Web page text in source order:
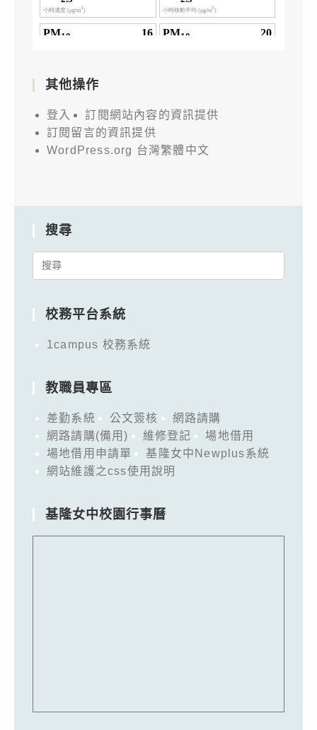
其他操作
登入
訂閱網站內容的資訊提供
訂閱留言的資訊提供
WordPress.org 台灣繁體中文
搜尋
Search
校務平台系統
1campus 校務系統
教職員專區
差勤系統 公文簽核
網路請購
網路請購(備用)
維修登記
場地借用
場地借用申請單
基隆女中Newplus系統
網站維護之css使用說明
基隆女中校園行事曆